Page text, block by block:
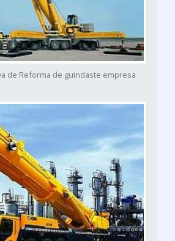
de Reforma de guindaste empresa